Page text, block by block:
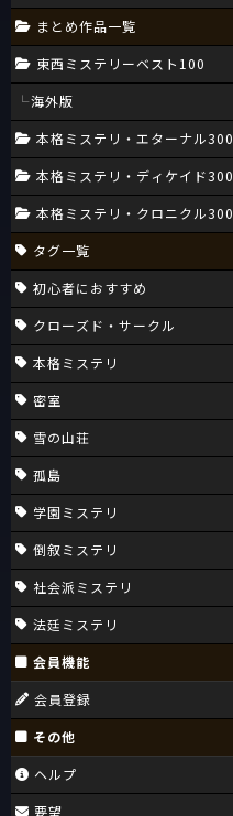
まとめ作品一覧
東西ミステリーベスト100
海外版
本格ミステリ・エターナル300
本格ミステリ・ディケイド300
本格ミステリ・クロニクル300
タグ一覧
初心者におすすめ
クローズド・サークル
本格ミステリ
密室
雪の山荘
孤島
学園ミステリ
倒叙ミステリ
社会派ミステリ
法廷ミステリ
会員機能
会員登録
その他
ヘルプ
要望